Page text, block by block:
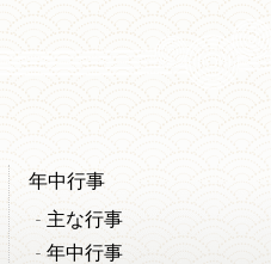
年中行事
主な行事
年中行事